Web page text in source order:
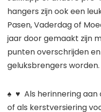
hangers zijn ook een
Pasen, Vaderdag of
jaar door gemaakt zijn
punten overschrijden
geluksbrengers worden.
♠ ️ ♥ ️ Als herinnering
of als kerstversiering